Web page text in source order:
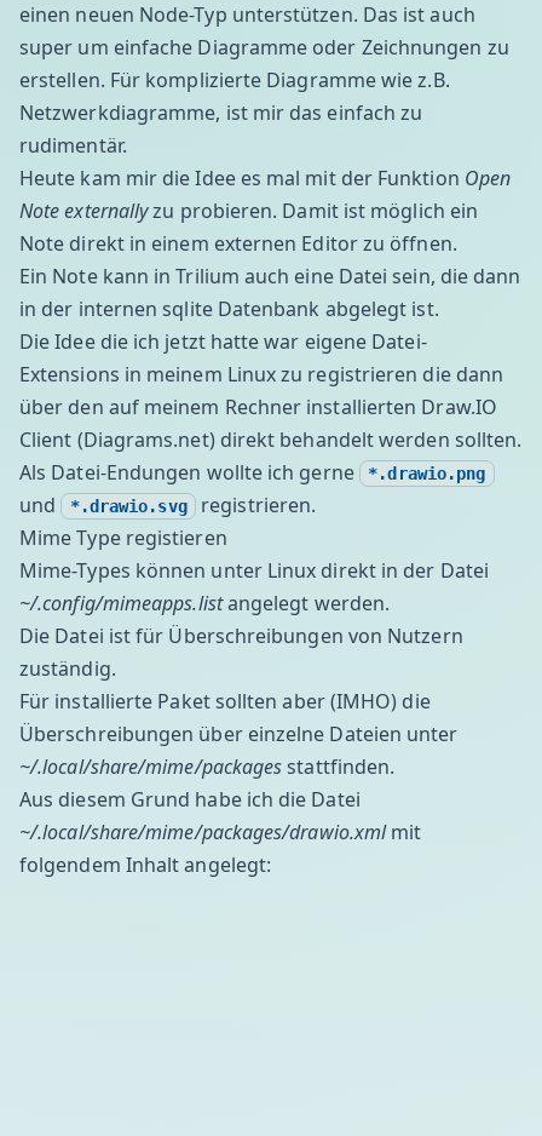
einen neuen Node-Typ unterstützen. Das ist auch
super um einfache Diagramme oder Zeichnungen zu
erstellen. Für komplizierte Diagramme wie z.B.
Netzwerkdiagramme, ist mir das einfach zu
rudimentär.
Heute kam mir die Idee es mal mit der Funktion Open
Note externallyzu probieren. Damit ist möglich ein
Note direkt in einem externen Editor zu öffnen.
Ein Note kann in Trilium auch eine Datei sein, die dann
in der internen sqlite Datenbank abgelegt ist.
Die Idee die ich jetzt hatte war eigene Datei-
Extensions in meinem Linux zu registrieren die dann
über den auf meinem Rechner installierten Draw.IO
Client (Diagrams.net) direkt behandelt werden sollten.
Als Datei-Endungen wollte ich gerne
*.drawio.png
und *.drawio.svg
registrieren.
Mime Type registieren
Mime-Types können unter Linux direkt in der Datei
~/.config/mimeapps.listangelegt werden.
Die Datei ist für Überschreibungen von Nutzern
zuständig.
Für installierte Paket sollten aber (IMHO) die
Überschreibungen über einzelne Dateien unter
~/.local/share/mime/packagesstattfinden.
Aus diesem Grund habe ich die Datei
~/.local/share/mime/packages/drawio.xmlmit
folgendem Inhalt angelegt: